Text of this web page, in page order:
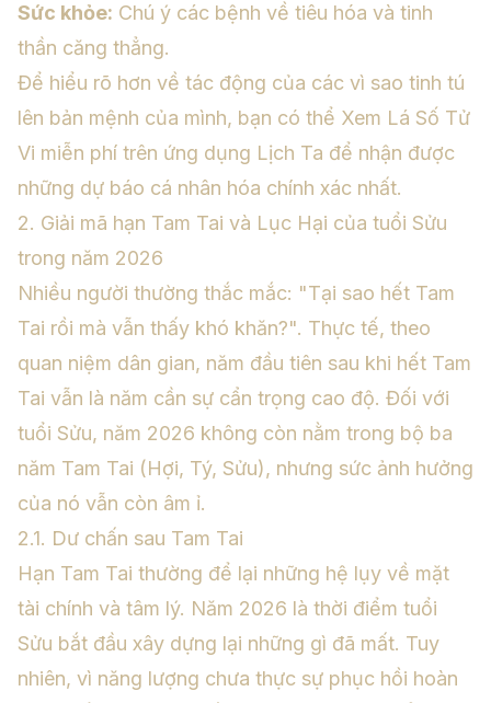
Sức khỏe: Chú ý các bệnh về tiêu hóa và tinh
thần căng thẳng.
Để hiểu rõ hơn về tác động của các vì sao tinh tú
lên bản mệnh của mình, bạn có thể Xem Lá Số Tử
Vi miễn phí trên ứng dụng Lịch Ta để nhận được
những dự báo cá nhân hóa chính xác nhất.
2. Giải mã hạn Tam Tai và Lục Hại của tuổi Sửu
trong năm 2026
Nhiều người thường thắc mắc: "Tại sao hết Tam
Tai rồi mà vẫn thấy khó khăn?". Thực tế, theo
quan niệm dân gian, năm đầu tiên sau khi hết Tam
Tai vẫn là năm cần sự cẩn trọng cao độ. Đối với
tuổi Sửu, năm 2026 không còn nằm trong bộ ba
năm Tam Tai (Hợi, Tý, Sửu), nhưng sức ảnh hưởng
của nó vẫn còn âm ỉ.
2.1. Dư chấn sau Tam Tai
Hạn Tam Tai thường để lại những hệ lụy về mặt
tài chính và tâm lý. Năm 2026 là thời điểm tuổi
Sửu bắt đầu xây dựng lại những gì đã mất. Tuy
nhiên, vì năng lượng chưa thực sự phục hồi hoàn